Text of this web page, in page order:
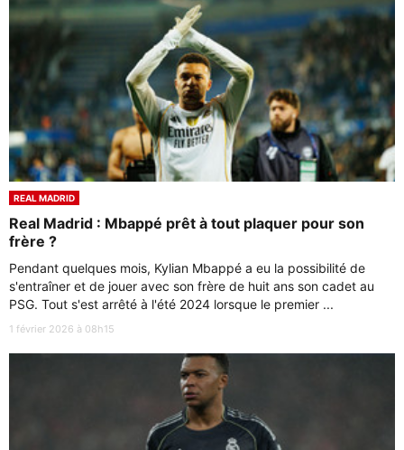
REAL MADRID
Real Madrid : Mbappé prêt à tout plaquer pour son
frère ?
Pendant quelques mois, Kylian Mbappé a eu la possibilité de
s'entraîner et de jouer avec son frère de huit ans son cadet au
PSG. Tout s'est arrêté à l'été 2024 lorsque le premier ...
1 février 2026 à 08h15